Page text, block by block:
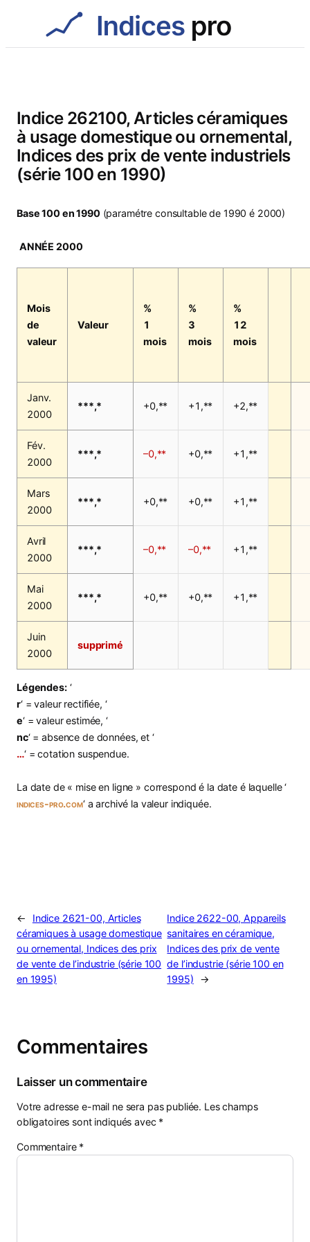
Indice 262100, Articles céramiques
à usage domestique ou ornemental,
Indices des prix de vente industriels
(série 100 en 1990)
Base 100 en 1990 (paramétre consultable de 1990 é 2000)
ANNÉE 2000
Mois
de
valeur
Valeur
%
1
mois
%
3
mois
%
12
mois
Janv.
2000
***,* +0,** +1,** +2,**
Fév.
2000
***,* –0,** +0,** +1,**
Mars
2000
***,* +0,** +0,** +1,**
Avril
2000
***,* –0,** –0,** +1,**
Mai
2000
***,* +0,** +0,** +1,**
Juin
2000
supprimé
Légendes:‘
r‘ = valeur rectifiée, ‘
e‘ = valeur estimée, ‘
nc‘ = absence de données, et ‘
…‘ = cotation suspendue.
La date de « mise en ligne » correspond é la date é laquelle ‘
indices-pro.com‘ a archivé la valeur indiquée.
←
Indice 2621-00, Articles
céramiques à usage domestique
ou ornemental, Indices des prix
de vente de l’industrie (série 100
en 1995)
Indice 2622-00, Appareils
sanitaires en céramique,
Indices des prix de vente
de l’industrie (série 100 en
1995)
→
Commentaires
Laisser un commentaire
Votre adresse e-mail ne sera pas publiée. Les champs
obligatoires sont indiqués avec *
Commentaire *